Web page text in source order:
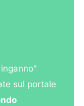
sul portale